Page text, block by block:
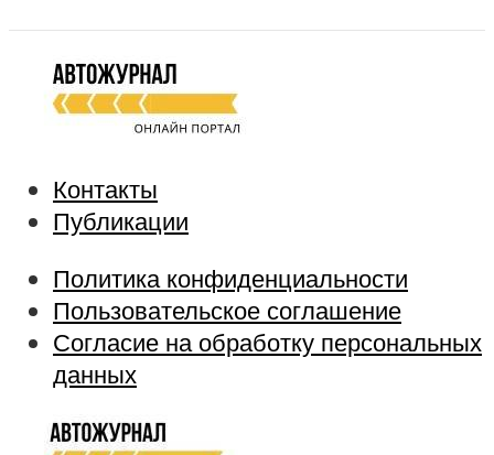
Контакты
Публикации
Политика конфиденциальности
Пользовательское соглашение
Согласие на обработку персональных
данных